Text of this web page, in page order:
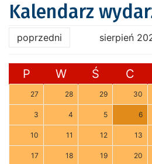
Kalendarz
poprzedni sierpień
P W Ś C
27 28 29 30
3 4 5 6
10 11 12 13
17 18 19 20